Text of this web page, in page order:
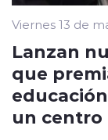
Viernes 13 de
Lanzan
que
un centro